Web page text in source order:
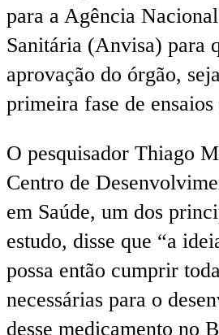
para a Agência
Sanitária (Anvisa) para
aprovação do órgão,
primeira fase de
O pesquisador Thiago
Centro de
em Saúde, um dos
estudo, disse que “a
possa então cumprir
necessárias para o
desse medicamento no